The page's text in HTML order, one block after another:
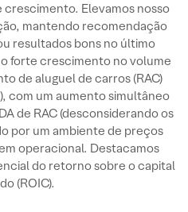
Elevamos nosso
mantendo recomendação
resultados bons no último
forte crescimento no volume
de aluguel de carros (RAC)
com um aumento simultâneo
de RAC (desconsiderando os
por um ambiente de preços
operacional. Destacamos
do retorno sobre o capital
(ROIC).